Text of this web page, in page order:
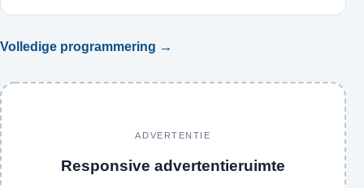
Volledige programmering →
ADVERTENTIE
Responsive advertentieruimte